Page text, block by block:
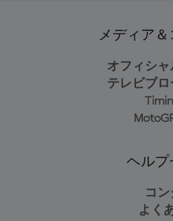
メディア
オフィシ
テレビブロ
ヘルプ
コン
よく